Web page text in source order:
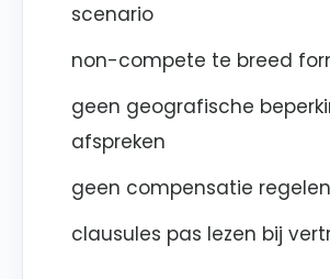
scenario
non-compete te breed
geen geografische
afspreken
geen compensatie regelen
clausules pas lezen bij